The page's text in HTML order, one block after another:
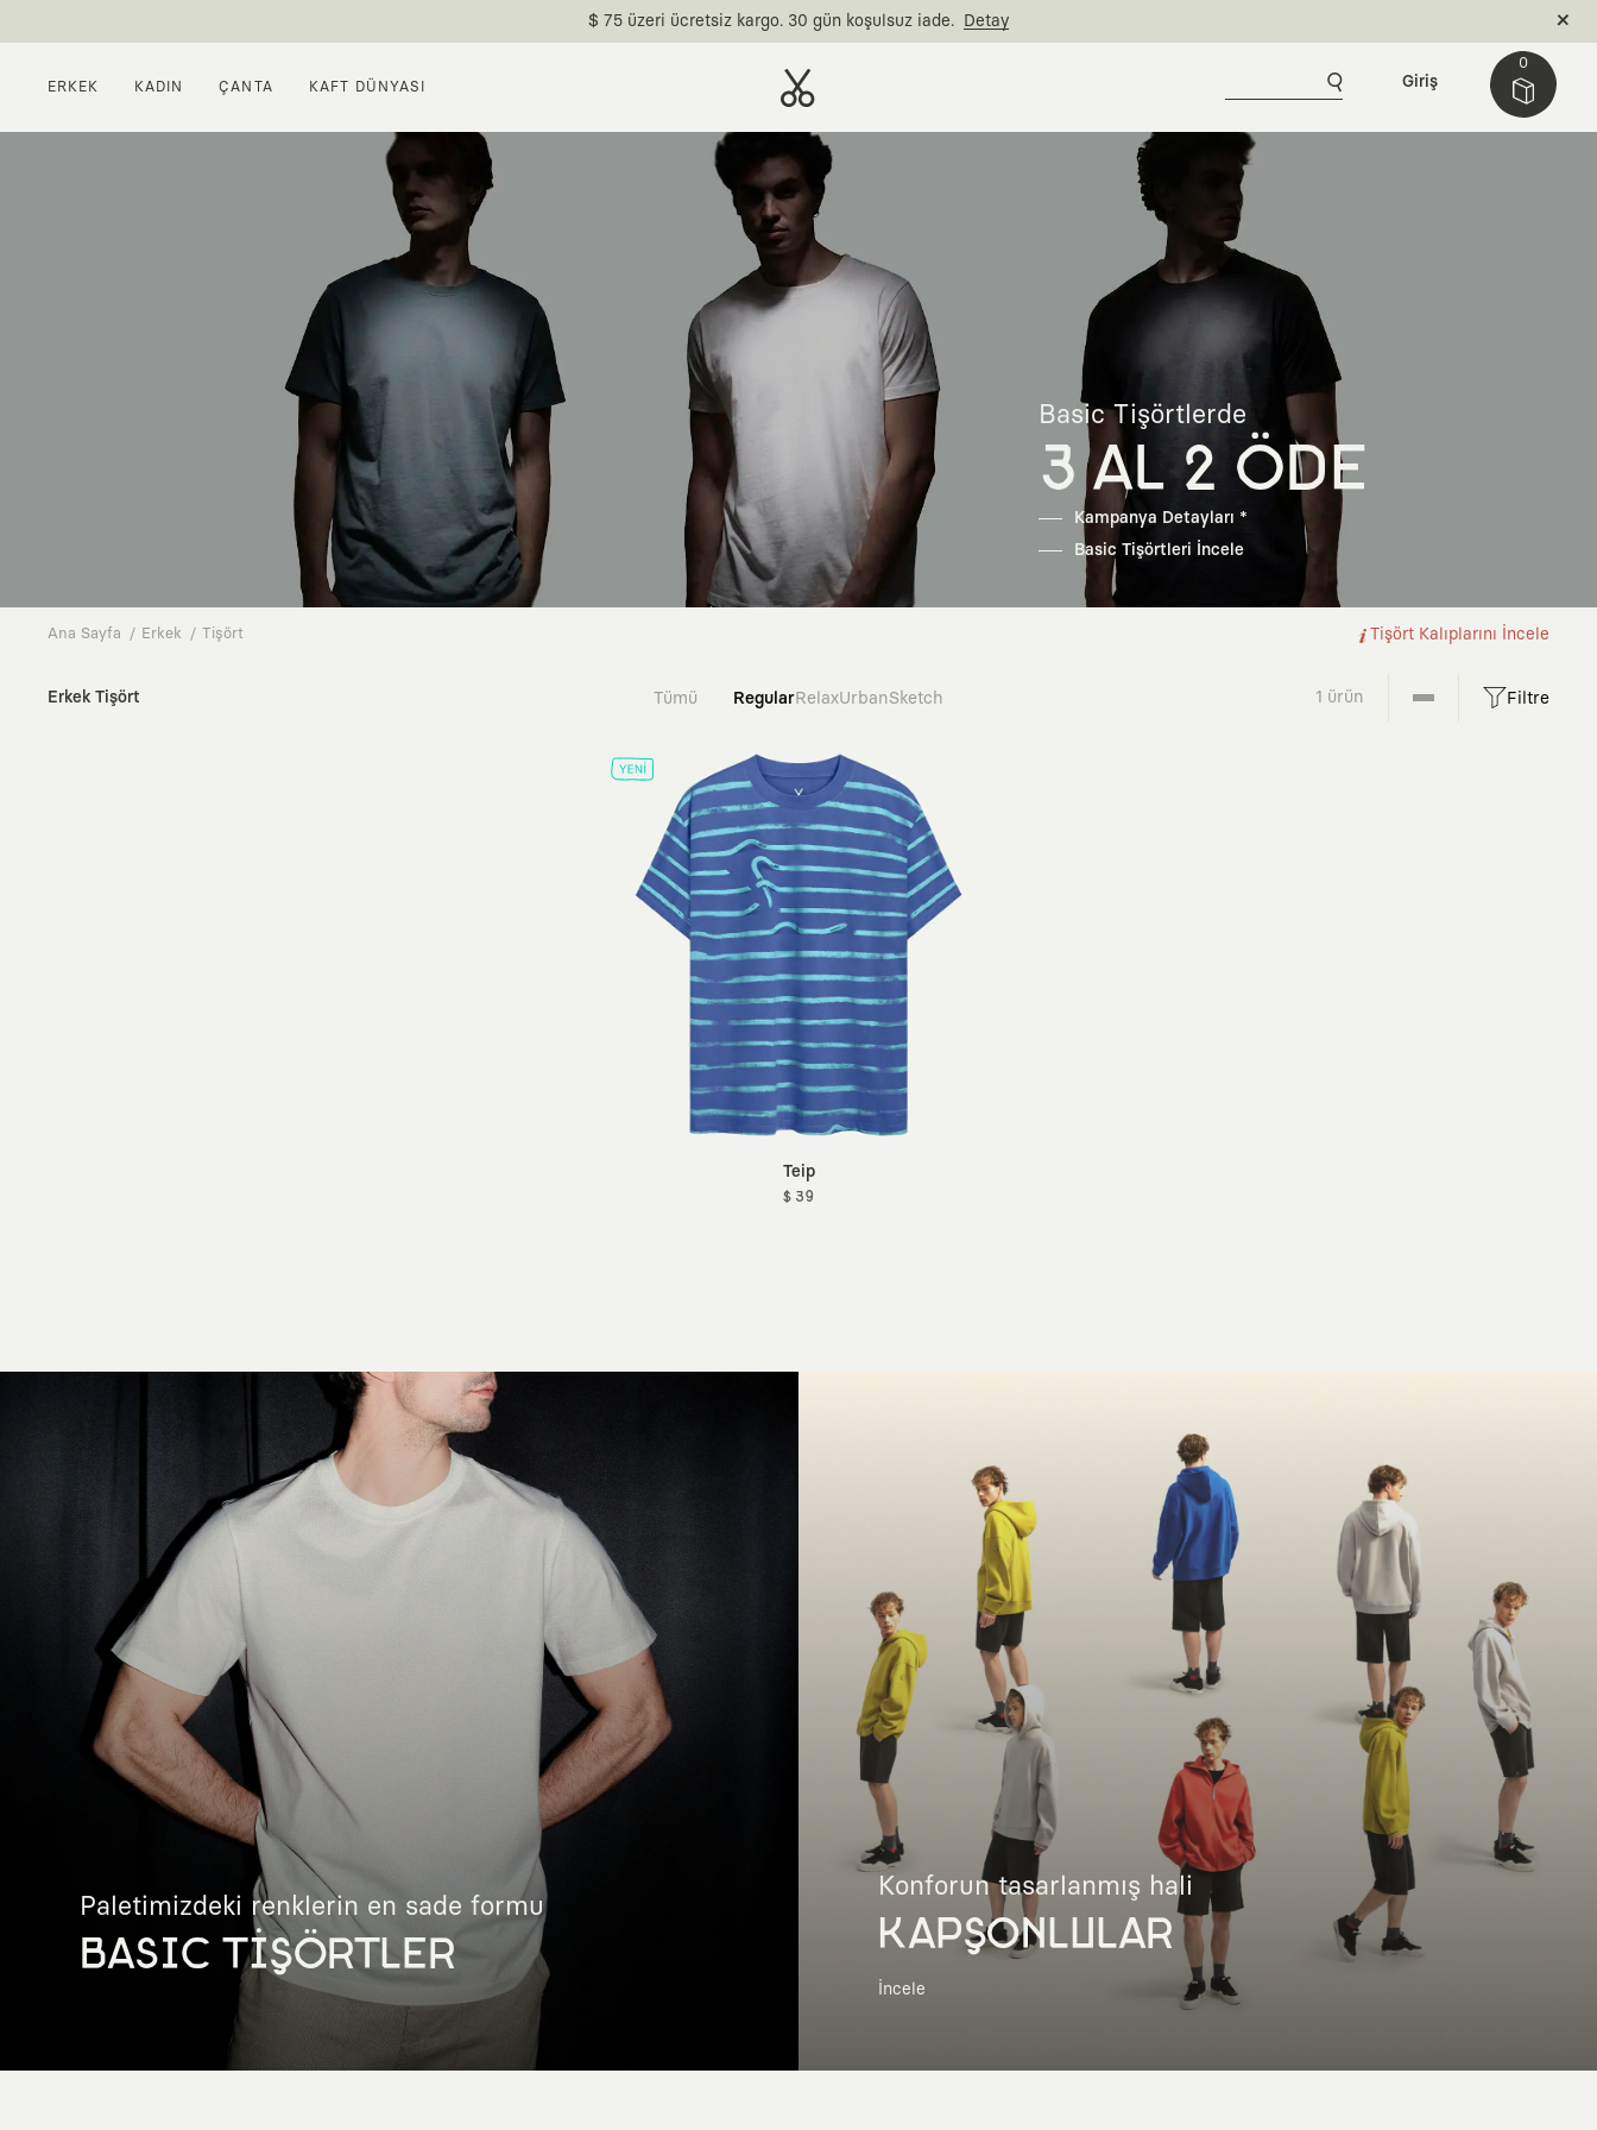
$ 75 üzeri ücretsiz kargo. 30 gün koşulsuz iade. Detay
ERKEK KADIN ÇANTA KAFT DÜNYASI
0
Giriş
Basic Tişörtlerde
3 AL 2 ÖDE
Kampanya Detayları *
Basic Tişörtleri İncele
Ana Sayfa Erkek Tişört Tişört Kalıplarını İncele
Erkek Tişört Tümü RegularRelaxUrbanSketch 1 ürün Filtre
Teip
$ 39
Paletimizdeki renklerin en sade formu
BASIC TİŞÖRTLER
Konforun tasarlanmış hali
KAPŞONLULAR
İncele